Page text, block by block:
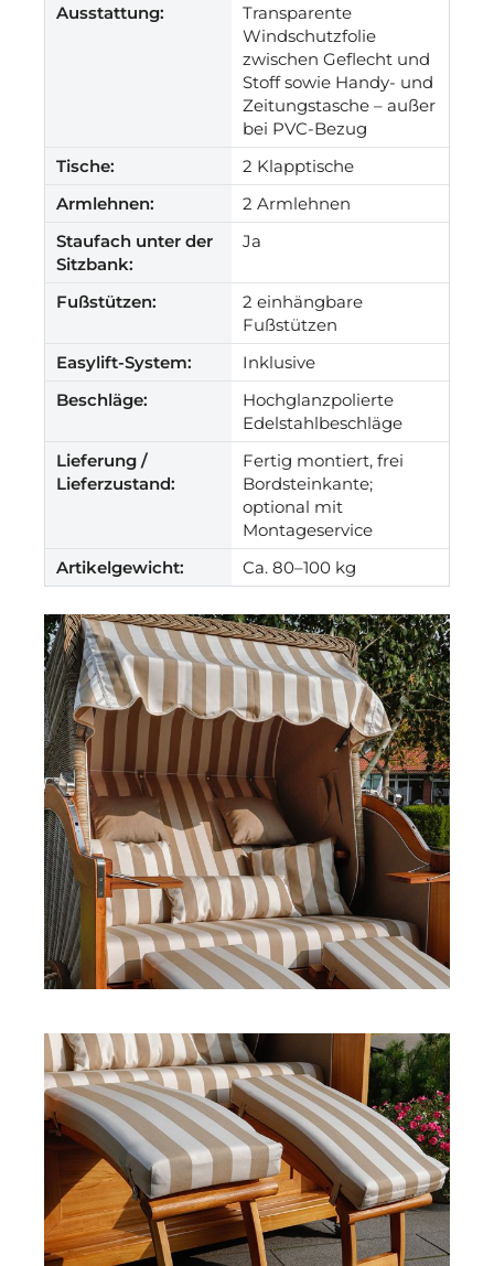
Ausstattung:
Transparente
Windschutzfolie
zwischen Geflecht und
Stoff sowie Handy- und
Zeitungstasche – außer
bei PVC-Bezug
Tische:
2 Klapptische
Armlehnen:
2 Armlehnen
Staufach unter der
Sitzbank:
Ja
Fußstützen:
2 einhängbare
Fußstützen
Easylift-System:
Inklusive
Beschläge:
Hochglanzpolierte
Edelstahlbeschläge
Lieferung /
Lieferzustand:
Fertig montiert, frei
Bordsteinkante;
optional mit
Montageservice
Artikelgewicht:
Ca. 80–100 kg